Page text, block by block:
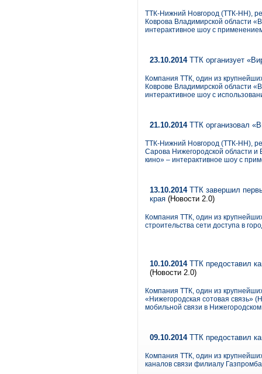
ТТК-Нижний Новгород (ТТК-НН),
Коврова Владимирской области
интерактивное шоу с
23.10.2014ТТК организует
Компания ТТК, один из
Коврове Владимирской области
интерактивное шоу с
21.10.2014ТТК организовал
ТТК-Нижний Новгород (ТТК-НН),
Сарова Нижегородской области и
кино» – интерактивное шоу с
13.10.2014ТТК завершил
края (Новости 2.0)
Компания ТТК, один из
строительства сети доступа в
10.10.2014ТТК предоставил
(Новости 2.0)
Компания ТТК, один из
«Нижегородская сотовая связь»
мобильной связи в
09.10.2014ТТК предоставил
Компания ТТК, один из
каналов связи филиалу